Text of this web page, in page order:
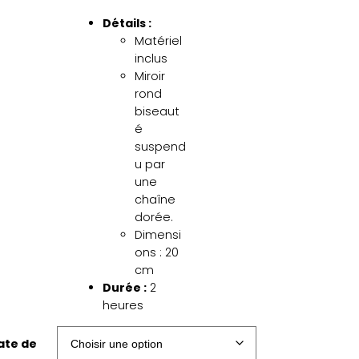
Détails :
Matériel
inclus
Miroir
rond
biseaut
é
suspend
u par
une
chaîne
dorée.
Dimensi
ons : 20
cm
Durée : 2
heures
de